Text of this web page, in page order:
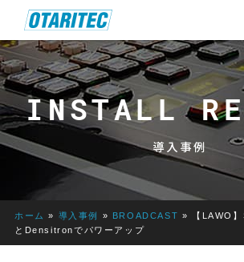
INSTALL
導入事例
ホーム » 導入事例 » BROADCAST »
【LAWO
とDensitronでパワーアップ